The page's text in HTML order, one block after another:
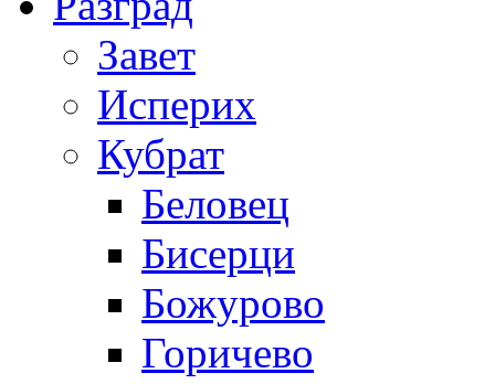
Завет
Исперих
Кубрат
Беловец
Бисерци
Божурово
Горичево